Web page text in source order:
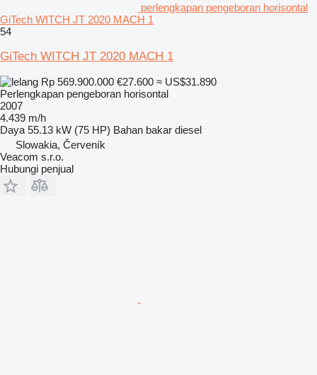
perlengkapan pengeboran horisontal
GiTech WITCH JT 2020 MACH 1
54
GiTech WITCH JT 2020 MACH 1
Rp 569.900.000 €27.600 ≈ US$31.890
Perlengkapan pengeboran horisontal
2007
4.439 m/h
Daya 55.13 kW (75 HP) Bahan bakar diesel
Slowakia, Červeník
Veacom s.r.o.
Hubungi penjual